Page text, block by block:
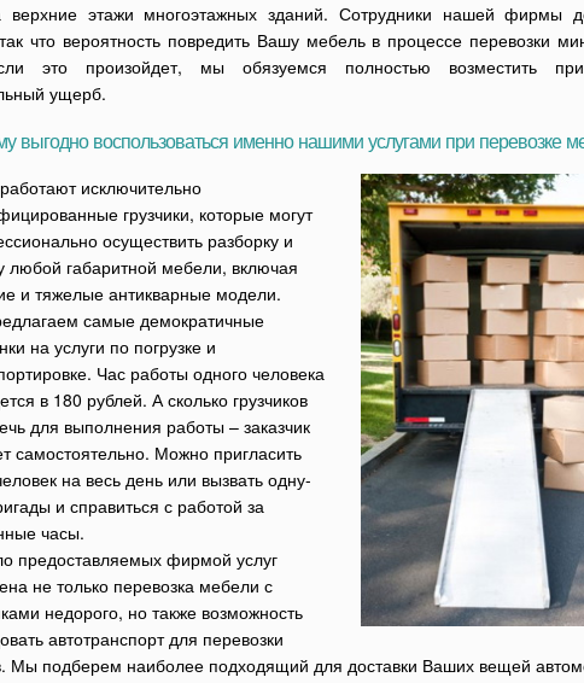
верхние этажи многоэтажных зданий. Сотрудники нашей фирмы
что вероятность повредить Вашу мебель в процессе перевозки
это произойдет, мы обязуемся полностью возместить
ущерб.
выгодно воспользоваться именно нашими услугами при перевозке
исключительно
грузчики, которые могут
осуществить разборку и
любой габаритной мебели, включая
и тяжелые антикварные модели.
самые демократичные
на услуги по погрузке и
Час работы одного человека
в 180 рублей. А сколько грузчиков
для выполнения работы – заказчик
самостоятельно. Можно пригласить
на весь день или вызвать одну-
и справиться с работой за
часы.
предоставляемых фирмой услуг
не только перевозка мебели с
недорого, но также возможность
автотранспорт для перевозки
Мы подберем наиболее подходящий для доставки Ваших вещей